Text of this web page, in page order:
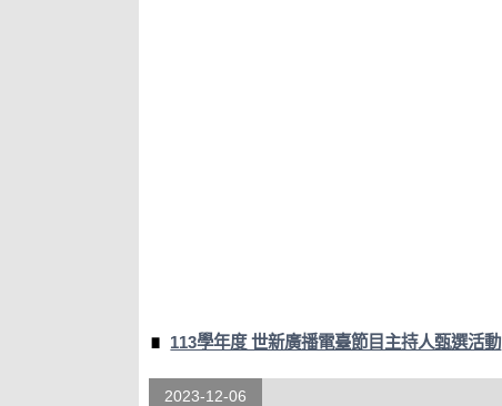
113學年度 世新廣播電臺節目主持人甄選活動
2023-12-06